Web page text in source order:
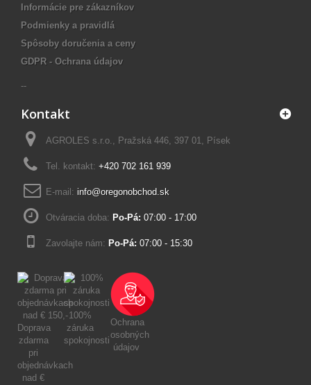
Informácie pre zákazníkov
Podmienky a pravidlá
Spôsoby doručenia a ceny
GDPR - Ochrana údajov
--
Kontakt
AGROLES s.r.o., Pražská 446, 397 01, Písek
Tel. kontakt: +420 702 161 939
E-mail: info@oregonobchod.sk
Otváracia doba: Po-Pá: 07:00 - 17:00
Zavolajte nám: Po-Pá: 07:00 - 15:30
Doprava
zdarma
pri
objednávkach
nad €
100%
záruka
spokojnosti
Ochrana
osobných
údajov